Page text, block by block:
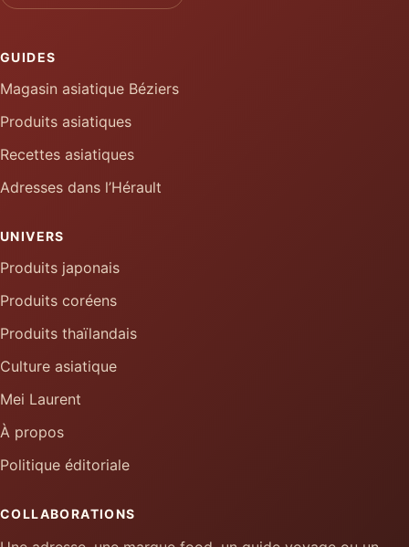
GUIDES
Magasin asiatique Béziers
Produits asiatiques
Recettes asiatiques
Adresses dans l’Hérault
UNIVERS
Produits japonais
Produits coréens
Produits thaïlandais
Culture asiatique
Mei Laurent
À propos
Politique éditoriale
COLLABORATIONS